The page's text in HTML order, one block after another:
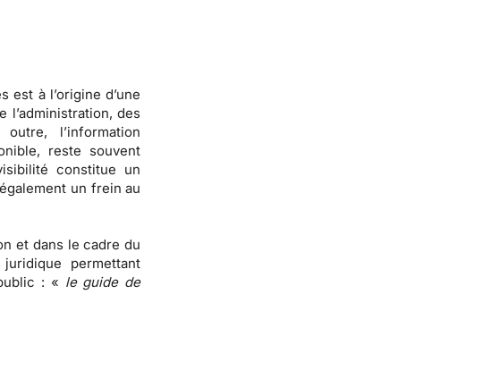
à l’origine d’une
des
l’information
reste souvent
constitue un
un frein au
et dans le cadre du
permettant
: « le guide de